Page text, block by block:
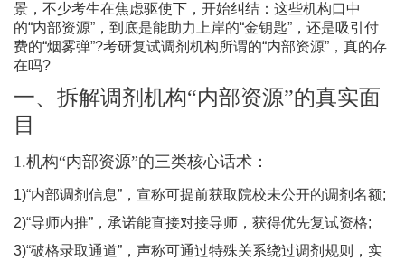
景，不少考生在焦虑驱使下，开始纠结：这些机构口中
的“内部资源”，到底是能助力上岸的“金钥匙”，还是吸引付
费的“烟雾弹”?考研复试调剂机构所谓的“内部资源”，真的存
在吗?
一、拆解调剂机构“内部资源”的真实面
目
1.机构“内部资源”的三类核心话术：
1)“内部调剂信息”，宣称可提前获取院校未公开的调剂名额;
2)“导师内推”，承诺能直接对接导师，获得优先复试资格;
3)“破格录取通道”，声称可通过特殊关系绕过调剂规则，实